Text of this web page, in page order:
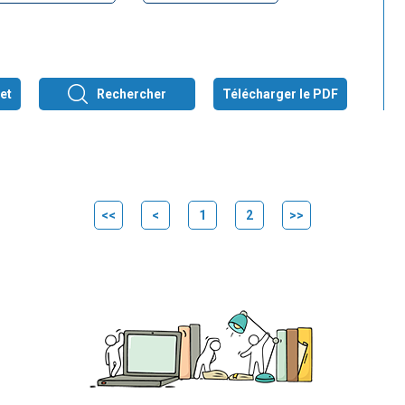
Rechercher Télécharger le PDF
<< < 1 2 >>